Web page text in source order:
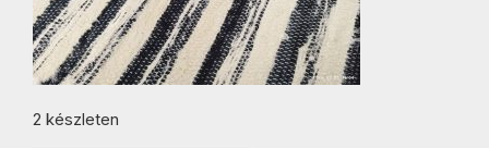
2 készleten